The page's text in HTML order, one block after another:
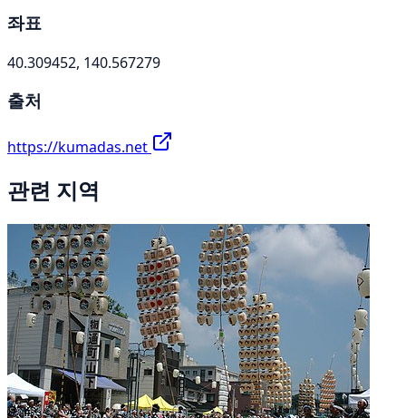
좌표
40.309452, 140.567279
출처
https://kumadas.net
관련 지역